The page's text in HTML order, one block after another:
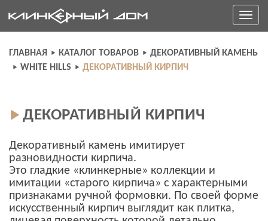
to
content
Toggle
ГЛАВНАЯ КАТАЛОГ ТОВАРОВ
ДЕКОРАТИВНЫЙ КАМЕНЬ
WHITE HILLS
ДЕКОРАТИВНЫЙ КИРПИЧ
ДЕКОРАТИВНЫЙ КИРПИЧ
Декоративный камень имитирует
разновидности кирпича.
Это гладкие «клинкерные» коллекции и
имитации «старого кирпича» с характерными
признаками ручной формовки. По своей форме
искусственный кирпич выглядит как плитка,